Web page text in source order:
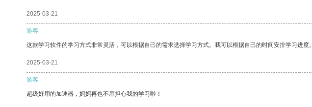
2025-03-21
游客
这款学习软件的学习方式非常灵活，可以根据自己的需求选择学习方式。我可以根据自己的时间安排学习进度。
2025-03-21
游客
超级好用的加速器，妈妈再也不用担心我的学习啦！